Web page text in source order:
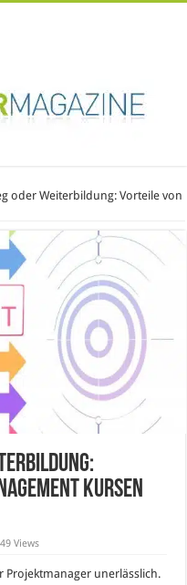
oder Weiterbildung: Vorteile von
Kursen
Views
Projektmanager unerlässlich.